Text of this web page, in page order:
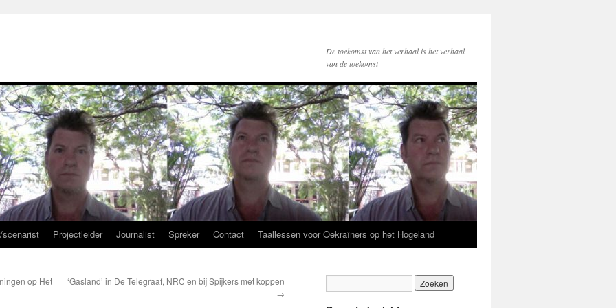
De toekomst van het verhaal is het verhaal
van de toekomst
Projectleider Journalist Spreker Contact Taallessen voor Oekraïners op het Hogeland
op Het
‘Gasland’ in De Telegraaf, NRC en bij Spijkers met koppen
→